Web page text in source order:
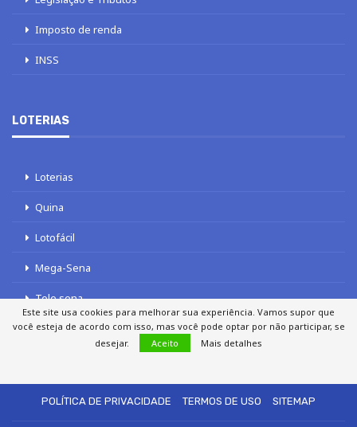
Imposto de renda
INSS
LOTERIAS
Loterias
Quina
Lotofácil
Mega-Sena
Tele sena
POLÍTICA DE PRIVACIDADE
TERMOS DE USO SITEMAP
Este site usa cookies para melhorar sua experiência. Vamos supor que
você esteja de acordo com isso, mas você pode optar por não participar, se
desejar.
Aceito Mais detalhes